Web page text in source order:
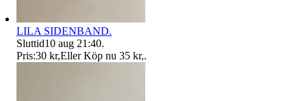
LILA SIDENBAND.
Sluttid10 aug 21:40.
Pris:30 kr,Eller Köp nu 35 kr,.